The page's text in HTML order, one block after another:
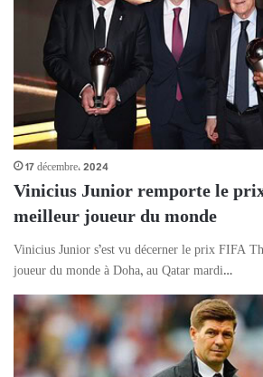
17 décembre، 2024
Vinicius Junior remporte le
meilleur joueur du monde
Vinicius Junior s’est vu décerner le prix FIFA
joueur du monde à Doha, au Qatar mardi…